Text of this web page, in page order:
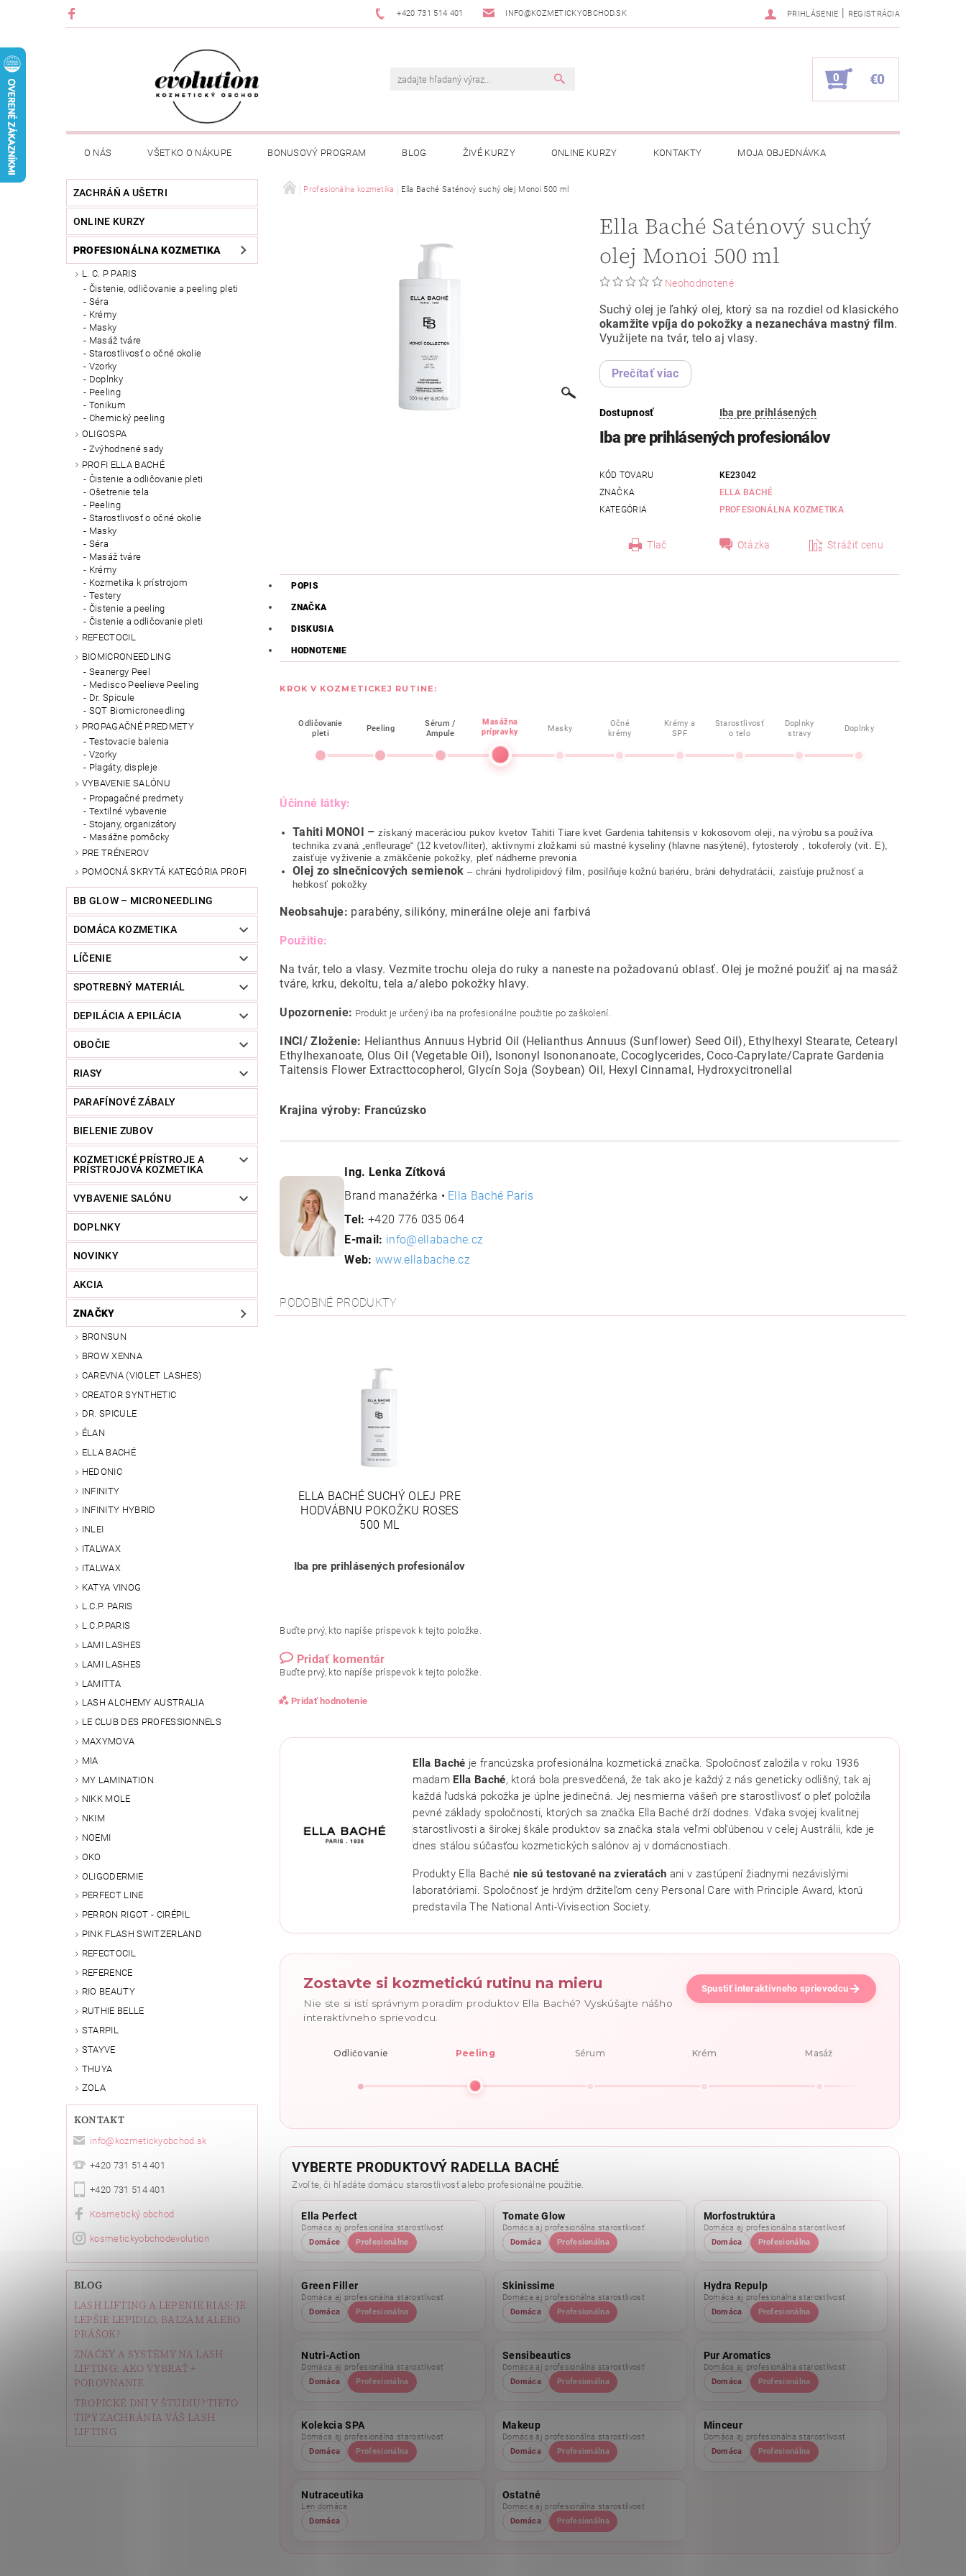
+420 731 514 401 INFO@KOZMETICKYOBCHOD.SK PRIHLÁSENIE | REGISTRÁCIA
0 €0
O NÁS VŠETKO O NÁKUPE BONUSOVÝ PROGRAM BLOG ŽIVÉ KURZY ONLINE KURZY KONTAKTY MOJA OBJEDNÁVKA
ZACHRÁŇ A UŠETRI
ONLINE KURZY
PROFESIONÁLNA KOZMETIKA
L. C. P PARIS
Čistenie, odličovanie a peeling pleti
Séra
Krémy
Masky
Masáž tváre
Starostlivosť o očné okolie
Vzorky
Doplnky
Peeling
Tonikum
Chemický peeling
OLIGOSPA
Zvýhodnené sady
PROFI ELLA BACHÉ
Čistenie a odličovanie pleti
Ošetrenie tela
Peeling
Starostlivosť o očné okolie
Masky
Séra
Masáž tváre
Krémy
Kozmetika k prístrojom
Testery
Čistenie a peeling
Čistenie a odličovanie pleti
REFECTOCIL
BIOMICRONEEDLING
Seanergy Peel
Medisco Peelieve Peeling
Dr. Spicule
SQT Biomicroneedling
PROPAGAČNÉ PREDMETY
Testovacie balenia
Vzorky
Plagáty, displeje
VYBAVENIE SALÓNU
Propagačné predmety
Textilné vybavenie
Stojany, organizátory
Masážne pomôcky
PRE TRÉNEROV
POMOCNÁ SKRYTÁ KATEGÓRIA PROFI
BB GLOW – MICRONEEDLING
DOMÁCA KOZMETIKA
LÍČENIE
SPOTREBNÝ MATERIÁL
DEPILÁCIA A EPILÁCIA
OBOČIE
RIASY
PARAFÍNOVÉ ZÁBALY
BIELENIE ZUBOV
KOZMETICKÉ PRÍSTROJE A
PRÍSTROJOVÁ KOZMETIKA
VYBAVENIE SALÓNU
DOPLNKY
NOVINKY
AKCIA
ZNAČKY
BRONSUN
BROW XENNA
CAREVNA (VIOLET LASHES)
CREATOR SYNTHETIC
DR. SPICULE
ÉLAN
ELLA BACHÉ
HEDONIC
INFINITY
INFINITY HYBRID
INLEI
ITALWAX
ITALWAX
KATYA VINOG
L.C.P. PARIS
L.C.P.PARIS
LAMI LASHES
LAMI LASHES
LAMITTA
LASH ALCHEMY AUSTRALIA
LE CLUB DES PROFESSIONNELS
MAXYMOVA
MIA
MY LAMINATION
NIKK MOLE
NKIM
NOEMI
OKO
OLIGODERMIE
PERFECT LINE
PERRON RIGOT - CIRÉPIL
PINK FLASH SWITZERLAND
REFECTOCIL
REFERENCE
RIO BEAUTY
RUTHIE BELLE
STARPIL
STAYVE
THUYA
ZOLA
KONTAKT
info@ kozmetickyobchod.sk
+420 731 514 401
+420 731 514 401
Kosmetický obchod
kosmetickyobchodevolution
BLOG
LASH LIFTING A LEPENIE RIAS: JE
LEPŠIE LEPIDLO, BALZAM ALEBO
PRÁŠOK?
ZNAČKY A SYSTÉMY NA LASH
LIFTING: AKO VYBRAŤ +
POROVNANIE
TROPICKÉ DNI V ŠTÚDIU? TIETO
TIPY ZACHRÁNIA VÁŠ LASH
LIFTING
Profesionálna kozmetika Ella Baché Saténový suchý olej Monoi 500 ml
Ella Baché Saténový suchý
olej Monoi 500 ml
Neohodnotené
Suchý olej je ľahký olej, ktorý sa na rozdiel od klasického
okamžite vpíja do pokožky a nezanecháva mastný film.
Využijete na tvár, telo aj vlasy.
Prečítať viac
Dostupnosť Iba pre prihlásených
Iba pre prihlásených profesionálov
KÓD TOVARU
KE23042
ZNAČKA
ELLA BACHÉ
KATEGÓRIA
PROFESIONÁLNA KOZMETIKA
Tlač Otázka Strážiť cenu
POPIS
ZNAČKA
DISKUSIA
HODNOTENIE
KROK V KOZMETICKEJ RUTINE:
Odličovanie
pleti
Peeling
Sérum /
Ampule
Masážna
prípravky
Masky
Očné
krémy
Krémy a
SPF
Starostlivosť
o telo
Doplnky
stravy
Doplnky
Účinné látky:
Tahiti MONOI – získaný maceráciou pukov kvetov Tahiti Tiare kvet Gardenia tahitensis v kokosovom oleji, na výrobu sa používa
technika zvaná „enfleurage“ (12 kvetov/liter), aktívnymi zložkami sú mastné kyseliny (hlavne nasýtené), fytosteroly , tokoferoly (vit. E),
zaisťuje vyživenie a zmäkčenie pokožky, pleť nádherne prevonia
Olej zo slnečnicových semienok – chráni hydrolipidový film, posilňuje kožnú bariéru, bráni dehydratácii, zaisťuje pružnosť a
hebkosť pokožky
Neobsahuje: parabény,silikóny, minerálne oleje anifarbivá
Použitie:
Na tvár, telo a vlasy. Vezmite trochu oleja do ruky a naneste na požadovanú oblasť. Olej je možné použiť aj na masáž
tváre, krku, dekoltu, tela a/alebo pokožky hlavy.
Upozornenie: Produkt je určený iba na profesionálne použitie po zaškolení.
INCI/ Zloženie: Helianthus Annuus Hybrid Oil (Helianthus Annuus (Sunflower) Seed Oil), Ethylhexyl Stearate, Cetearyl
Ethylhexanoate, Olus Oil (Vegetable Oil), Isononyl Isononanoate, Cocoglycerides, Coco-Caprylate/Caprate Gardenia
Taitensis Flower Extracttocopherol, Glycín Soja (Soybean) Oil, Hexyl Cinnamal, Hydroxycitronellal
Krajina výroby: Francúzsko
Ing. Lenka Zítková
Brand manažérka • Ella Baché Paris
Tel: +420 776 035 064
E-mail: info@ellabache.cz
Web: www.ellabache.cz
PODOBNÉ PRODUKTY
ELLA BACHÉ SUCHÝ OLEJ PRE
HODVÁBNU POKOŽKU ROSES
500 ML
Iba pre prihlásených profesionálov
Buďte prvý, kto napíše príspevok k tejto položke.
Pridať komentár
Buďte prvý, kto napíše príspevok k tejto položke.
Pridať hodnotenie
Vložením hodnotenie súhlasíte spodmienkami ochrany osobných údajov .
Ella Baché je francúzska profesionálna kozmetická značka. Spoločnosť založila v roku 1936
madam Ella Baché, ktorá bola presvedčená, že tak ako je každý z nás geneticky odlišný, tak aj
každá ľudská pokožka je úplne jedinečná. Jej nesmierna vášeň pre starostlivosť o pleť položila
pevné základy spoločnosti, ktorých sa značka Ella Baché drží dodnes. Vďaka svojej kvalitnej
starostlivosti a širokej škále produktov sa značka stala veľmi obľúbenou v celej Austrálii, kde je
dnes stálou súčasťou kozmetických salónov aj v domácnostiach.
Produkty Ella Baché nie sú testované na zvieratách ani v zastúpení žiadnymi nezávislými
laboratóriami. Spoločnosť je hrdým držiteľom ceny Personal Care with Principle Award, ktorú
predstavila The National Anti-Vivisection Society.
Zostavte si kozmetickú rutinu na mieru
Nie ste si istí správnym poradím produktov Ella Baché? Vyskúšajte nášho
interaktívneho sprievodcu.
Spustiť interaktívneho sprievodcu
Odličovanie Peeling Sérum Krém Masáž
VYBERTE PRODUKTOVÝ RADELLA BACHÉ
Zvoľte, či hľadáte domácu starostlivosť alebo profesionálne použitie.
Ella Perfect
Domáca aj profesionálna starostlivosť
Domáce
Profesionálne
Tomate Glow
Domáca aj profesionálna starostlivosť
Domáca
Profesionálna
Morfostruktúra
Domáca aj profesionálna starostlivosť
Domáca
Profesionálna
Green Filler
Domáca aj profesionálna starostlivosť
Domáca
Profesionálna
Skinissime
Domáca aj profesionálna starostlivosť
Domáca
Profesionálna
Hydra Repulp
Domáca aj profesionálna starostlivosť
Domáca
Profesionálna
Nutri-Action
Domáca aj profesionálna starostlivosť
Domáca
Profesionálna
Sensibeautics
Domáca aj profesionálna starostlivosť
Domáca
Profesionálna
Pur Aromatics
Domáca aj profesionálna starostlivosť
Domáca
Profesionálna
Kolekcia SPA
Domáca aj profesionálna starostlivosť
Domáca
Profesionálna
Makeup
Domáca aj profesionálna starostlivosť
Domáca
Profesionálna
Minceur
Domáca aj profesionálna starostlivosť
Domáca
Profesionálna
Nutraceutika
Len domáca
Domáca
Ostatné
Domáca aj profesionálna starostlivosť
Domáca
Profesionálna